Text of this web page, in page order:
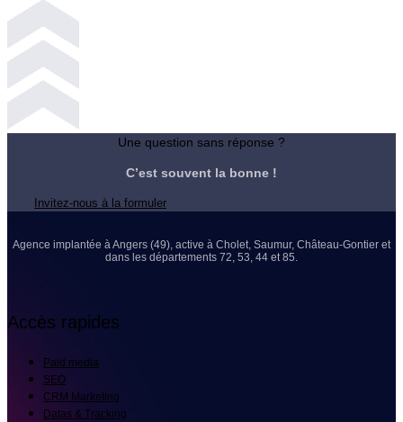
Une question sans réponse ?
C’est souvent la bonne !
Invitez-nous à la formuler
Agence implantée à Angers (49), active à Cholet, Saumur, Château-Gontier et
dans les départements 72, 53, 44 et 85.
Accès rapides
Paid media
SEO
CRM Marketing
Datas & Tracking